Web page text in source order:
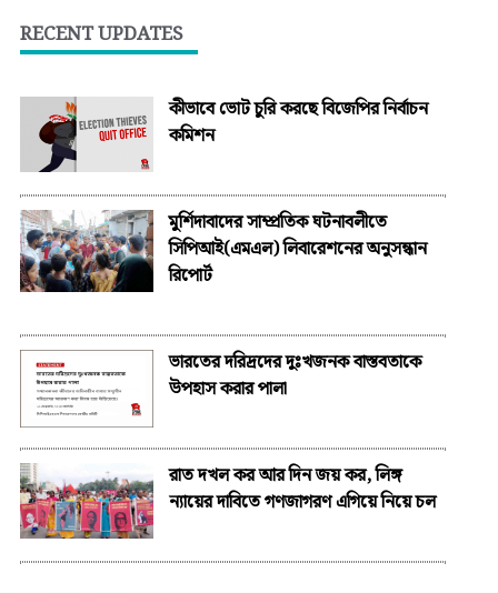
RECENT UPDATES
কীভাবে ভোট চুরি করছে বিজেপির নির্বাচন
কমিশন
মুর্শিদাবাদের সাম্প্রতিক ঘটনাবলীতে
সিপিআই(এমএল) লিবারেশনের অনুসন্ধান
রিপোর্ট
ভারতের দরিদ্রদের দুঃখজনক বাস্তবতাকে
উপহাস করার পালা
রাত দখল কর আর দিন জয় কর, লিঙ্গ
ন্যায়ের দাবিতে গণজাগরণ এগিয়ে নিয়ে চল